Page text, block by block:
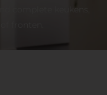
complete keukens,